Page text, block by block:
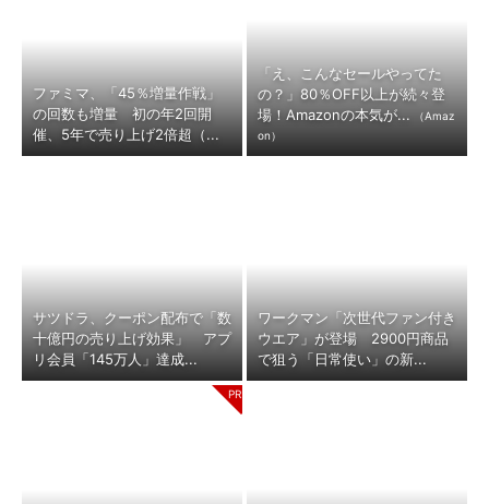
ファミマ、「45％増量作戦」
の回数も増量 初の年2回開
催、5年で売り上げ2倍超（...
「え、こんなセールやってた
の？」80％OFF以上が続々登
場！Amazonの本気が...
（Amaz
on）
サツドラ、クーポン配布で「数
十億円の売り上げ効果」 アプ
リ会員「145万人」達成...
ワークマン「次世代ファン付き
ウエア」が登場 2900円商品
で狙う「日常使い」の新...